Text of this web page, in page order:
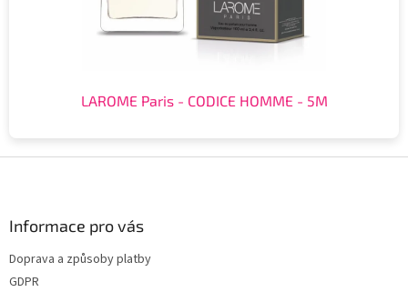
LAROME Paris - CODICE HOMME - 5M
Informace pro vás
Doprava a způsoby platby
GDPR